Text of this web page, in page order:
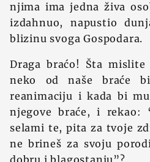
njima ima jedna živa
izdahnuo, napustio
blizinu svoga Gospodara.
Draga braćo! Šta
neko od naše braće
reanimaciju i kada bi
njegove braće, i
selami te, pita za tvoje
ne brineš za svoju
dobru i blagostanju”?